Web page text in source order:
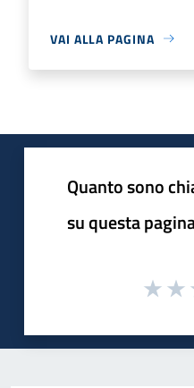
VAI ALLA PAGINA
Quanto sono
su questa